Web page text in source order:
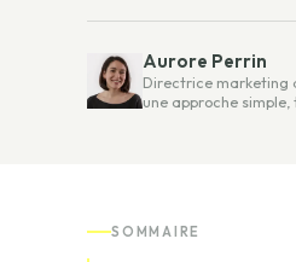
Aurore Perrin
Directrice marketing
une approche simple,
SOMMAIRE